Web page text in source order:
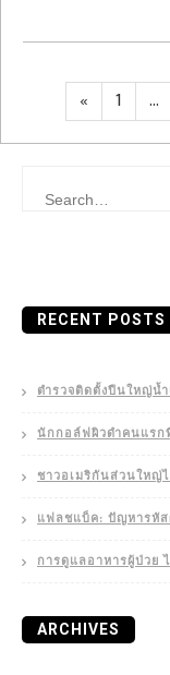
Posts
« Previous
page
Page
1 …
RECENT POSTS
ตำรวจติดตั้งปืนใหญ่น้
นักกอล์ฟผิวดำคนแรก
ชาวอเมริกันส่วนใหญ่
แฟลชแบ็ค: ปัญหารหัส
การดูแลอาหารผู้ป่วย
ARCHIVES